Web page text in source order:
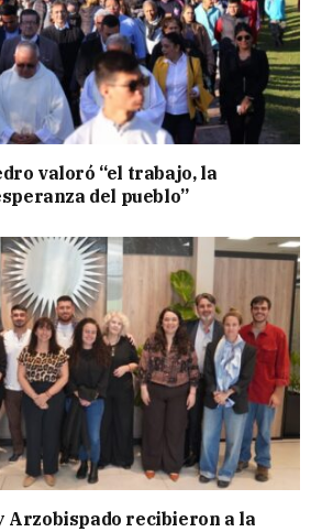
valoró “el trabajo, la
del pueblo”
Arzobispado recibieron a la